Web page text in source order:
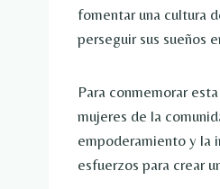
fomentar una cultura
perseguir sus sueños
Para conmemorar
mujeres de la
empoderamiento y la
esfuerzos para crear